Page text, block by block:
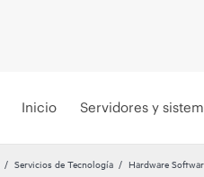
Inicio Servidores y
Servicios de Tecnología Hardware